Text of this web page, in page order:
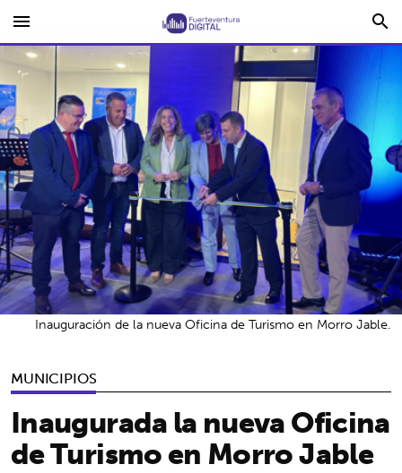
menu search
MUNICIPIOS
Inaugurada la nueva Oficina
de Turismo en Morro Jable
Inauguración de la nueva Oficina de Turismo en Morro Jable.